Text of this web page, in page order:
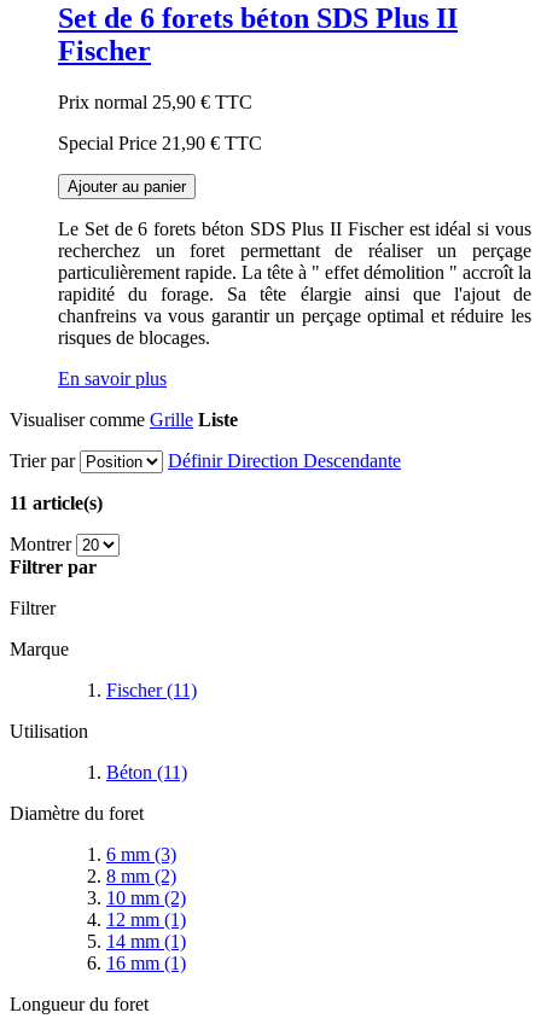
Set de 6 forets béton SDS Plus II
Fischer
Prix normal 25,90 € TTC
Special Price 21,90 € TTC
Ajouter au panier
Le Set de 6 forets béton SDS Plus II Fischer est idéal si vous
recherchez un foret permettant de réaliser un perçage
particulièrement rapide. La tête à " effet démolition " accroît la
rapidité du forage. Sa tête élargie ainsi que l'ajout de
chanfreins va vous garantir un perçage optimal et réduire les
risques de blocages.
En savoir plus
Visualiser comme Grille Liste
Trier par
Définir Direction Descendante
11 article(s)
Montrer
Filtrer par
Filtrer
Marque
Fischer(11)
Utilisation
Béton (11)
Diamètre du foret
6 mm (3)
8 mm (2)
10 mm (2)
12 mm (1)
14 mm (1)
16 mm (1)
Longueur du foret